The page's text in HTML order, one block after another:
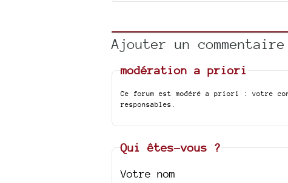
Ajouter un commentaire
modération a priori
Ce forum est modéré a priori : votre
responsables.
Qui êtes-vous ?
Votre nom